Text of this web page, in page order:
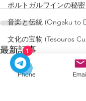
ポルトガルワインの秘
音楽と伝統 (Ongaku to
文化の宝物 (Tesouros
温泉 (Onsen) (Fontes
ポルトガルのソフトウ
最新記事
Phone
1